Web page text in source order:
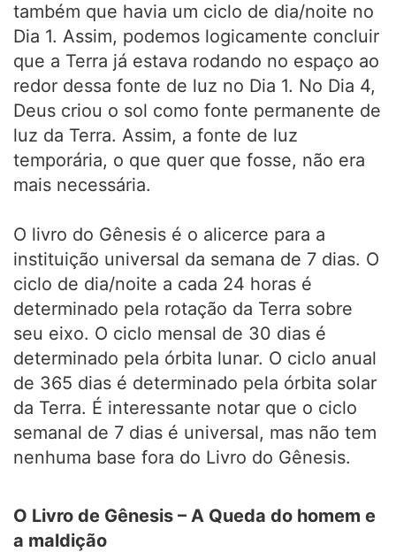
também que havia um ciclo de dia/noite no
Dia 1. Assim, podemos logicamente concluir
que a Terra já estava rodando no espaço ao
redor dessa fonte de luz no Dia 1. No Dia 4,
Deus criou o sol como fonte permanente de
luz da Terra. Assim, a fonte de luz
temporária, o que quer que fosse, não era
mais necessária.
O livro do Gênesis é o alicerce para a
instituição universal da semana de 7 dias. O
ciclo de dia/noite a cada 24 horas é
determinado pela rotação da Terra sobre
seu eixo. O ciclo mensal de 30 dias é
determinado pela órbita lunar. O ciclo anual
de 365 dias é determinado pela órbita solar
da Terra. É interessante notar que o ciclo
semanal de 7 dias é universal, mas não tem
nenhuma base fora do Livro do Gênesis.
O Livro de Gênesis – A Queda do homem e
a maldição